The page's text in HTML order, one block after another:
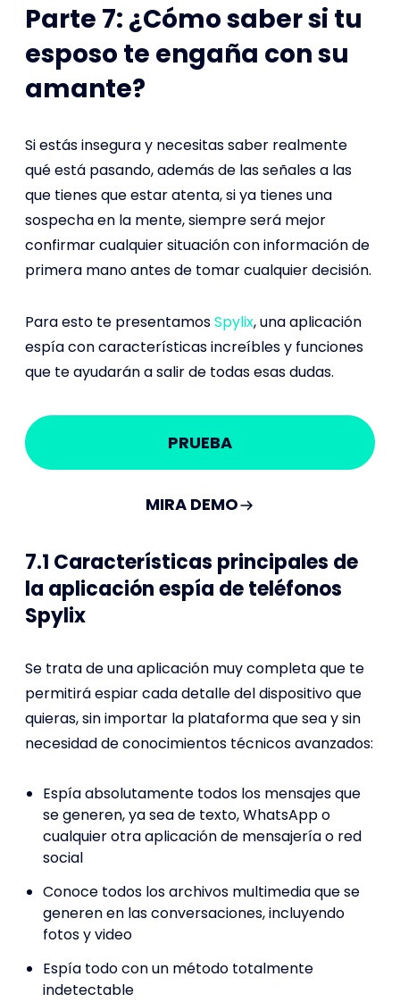
Parte 7: ¿Cómo saber si tu
esposo te engaña con su
amante?
Si estás insegura y necesitas saber realmente
qué está pasando, además de las señales a las
que tienes que estar atenta, si ya tienes una
sospecha en la mente, siempre será mejor
confirmar cualquier situación con información de
primera mano antes de tomar cualquier decisión.
Para esto te presentamosSpylix, una aplicación
espía con características increíbles y funciones
que te ayudarán a salir de todas esas dudas.
PRUEBA
MIRA DEMO
7.1 Características principales de
la aplicación espía de teléfonos
Spylix
Se trata de una aplicación muy completa que te
permitirá espiar cada detalle del dispositivo que
quieras, sin importar la plataforma que sea y sin
necesidad de conocimientos técnicos avanzados:
Espía absolutamente todos los mensajes que
se generen, ya sea de texto, WhatsApp o
cualquier otra aplicación de mensajería o red
social
Conoce todos los archivos multimedia que se
generen en las conversaciones, incluyendo
fotos y video
Espía todo con un método totalmente
indetectable